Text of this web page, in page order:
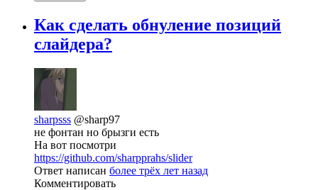
Как сделать обнуление позиций
слайдера?
sharpsss @sharp97
не фонтан но брызги есть
На вот посмотри
https://github.com/sharpprahs/slider
Ответ написан более трёх лет назад
Комментировать